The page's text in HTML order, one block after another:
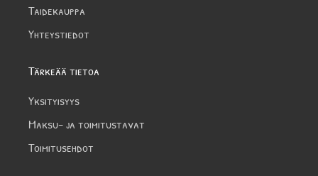
Taidekauppa
Yhteystiedot
Tärkeää tietoa
Yksityisyys
Maksu- ja toimitustavat
Toimitusehdot